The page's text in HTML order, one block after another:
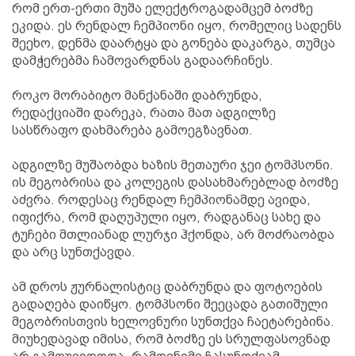
რომ ერთ-ერთი მუშა ელექტროგადამცემ ბოძზე
ეკიდა. ეს რენდალ ჩემპიონი იყო, რომელიც სადენს
შეეხო, დენმა დაარტყა და გონება დაკარგა, თუმცა
დამჭერებმა ჩამოვარდნას გადაარჩინეს.
როკო მორაბიტო მანქანაში დაბრუნდა,
რედაქციაში დარეკა, რათა მათ ადგილზე
სასწრაფო დახმარება გამოეგზავნათ.
ადგილზე მუშაობდა ხაზის მეთაური ჯეი ტომპსონი.
ის მეგობრისა და კოლეგის დასახმარებლად ბოძზე
აძვრა. როდესაც რენდალ ჩემპიონამდე ავიდა,
იფიქრა, რომ დაღუპული იყო, რადგანაც სახე და
ტუჩები მთლიანად ლურჯი ჰქონდა, არ მოძრაობდა
და არც სუნთქავდა.
ამ დროს ჟურნალისტიც დაბრუნდა და ფოტოების
გადაღება დაიწყო. ტომპსონი შეეცადა გათიშული
მეგობრისთვის ხელოვნური სუნთქვა ჩაეტარებინა.
მიუხედავად იმისა, რომ ბოძზე ეს სრულფასოვნად